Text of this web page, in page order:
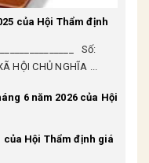
của Hội Thẩm định
Số:
HÒA XÃ HỘI CHỦ NGHĨA ...
6 năm 2026 của Hội
của Hội Thẩm định giá